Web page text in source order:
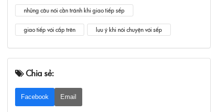
những câu nói cần tránh khi giao tiếp sếp
giao tiếp với cấp trên lưu ý khi nói chuyện với sếp
Chia sẻ:
Facebook Email